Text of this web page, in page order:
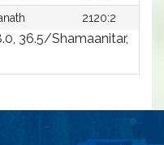
2120:2
36.5/Shamaanitar,